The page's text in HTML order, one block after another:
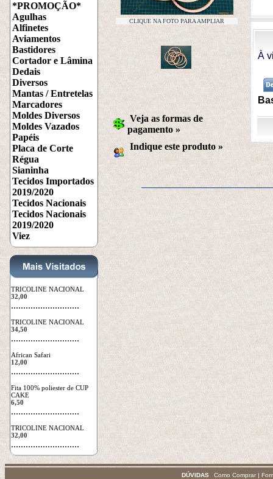
*PROMOÇÃO*
Agulhas
Alfinetes
Aviamentos
Bastidores
Cortador e Lâmina
Dedais
Diversos
Mantas / Entretelas
Marcadores
Moldes Diversos
Moldes Vazados
Papéis
Placa de Corte
Régua
Sianinha
Tecidos Importados
2019/2020
Tecidos Nacionais
Tecidos Nacionais
2019/2020
Viez
TRICOLINE NACIONAL
32,00
............................
TRICOLINE NACIONAL
34,50
............................
African Safari
12,00
............................
Fita 100% poliester de CUP
CAKE
6,50
............................
TRICOLINE NACIONAL
32,00
............................
CLIQUE NA FOTO PARA AMPLIAR
À
Veja as formas de
pagamento »
Indique este produto »
DÚVIDAS Como Comprar |